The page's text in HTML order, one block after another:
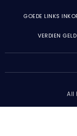
GOEDE LINKS
VERDIEN
All